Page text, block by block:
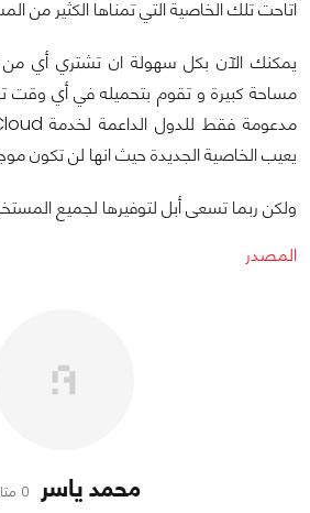
اتاحت تلك الخاصية التي تمناها الكثير من
يمكنك الآن بكل سهولة ان تشتري أي من
مساحة كبيرة و تقوم بتحميله في أي وقت
يعيب الخاصية الجديدة حيث انها لن تكون
ولكن ربما تسعى أبل لتوفيرها لجميع
المصدر
محمد ياسر 0 متابع